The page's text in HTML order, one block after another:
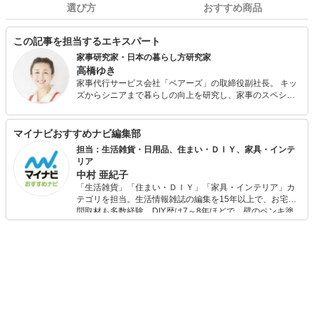
選び方 おすすめ商品
この記事を担当するエキスパート
家事研究家・日本の暮らし方研究家
高橋ゆき
家事代行サービス会社「ベアーズ」の取締役副社長。 キッ
ズからシニアまで暮らしの向上を研究し、家事のスペシャ
多彩なアイディアグッズを駆使し、効率的な家事のノウハ
ウを紹介。 2015年には家事の知識をスクーリングやオンラ
インで学べる家事大学を設立するほか、様々な家事指導を
務め、2016年放送のドラマ「逃げるは恥だが役に立つ」
（TBS）で家事監修を担当した。 著書に「いま『使える時
間』×キレイにしたい『場所』で選ぶ 楽ラク掃除の基本」
（学研プラス）、「No.1家事代行『ベアーズ』式 楽ラクう
ちごはん」（世界文化社） がある。
マイナビおすすめナビ編集部
担当：生活雑貨・日用品、住まい・ＤＩＹ、家具・インテ
リア
中村 亜紀子
「生活雑貨」「住まい・ＤＩＹ」「家具・インテリア」カ
テゴリを担当。生活情報雑誌の編集を15年以上で、お宅訪
問取材も多数経験。DIY歴は7～8年ほどで、壁のペンキ塗
りや壁紙チェンジなどもチャレンジ済み。初心者でもモノ